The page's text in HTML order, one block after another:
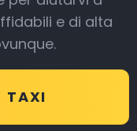
e di alta
TAXI